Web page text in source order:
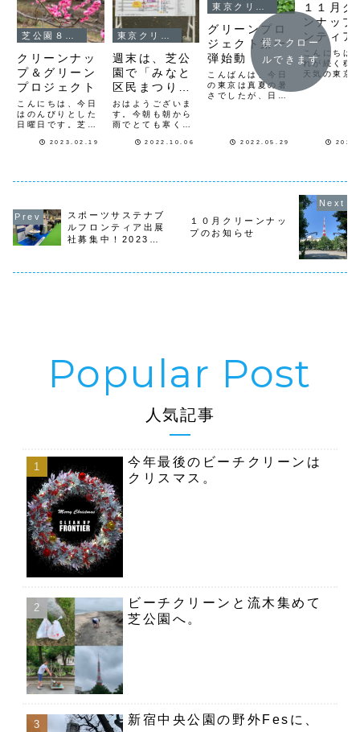
クリーンナッ
プ＆グリーン
プロジェクト
こんにちは、今日
はのんびりとした
日曜日です。芝公
麗に咲いていまし
の神田さんと２人
で活動してきまし
た。神田さんと回
収ゴミです。浜離
2023.02.19
週末は、芝公
園で「みなと
区民まつり」
です。
おはようございま
す。今朝も朝から
雨でとても寒く感
ーンナップ中に雨
から始まりまし
た。４号地運動広
場には立派なステ
2022.10.06
グリーンプロ
ジェクト第一
弾始動
こんばんは、今日
の東京は真夏の暑
さでしたが、日曜
伝えていた、芝公
園の花壇ボランテ
します。その名も
動を目的として
い...
2022.05.29
１１月ク
ンナップ
ンティア
こんにちは
れが続く穏
天気の東京
来月１１月
ンナッ
離宮庭園前
リーンナ
横スクロー
ルできます
スポーツサステナブ
ルフロンティア出展
社募集中！2023年2
１０月クリーンナッ
プのお知らせ
人気記事
今年最後のビーチクリーンは
クリスマス。
ビーチクリーンと流木集めて
芝公園へ。
新宿中央公園の野外Fesに、